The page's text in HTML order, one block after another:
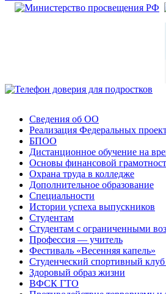
Сведения об ОО
Реализация Федеральных
БПОО
Дистанционное обучение на
Основы финансовой
Охрана труда в колледже
Дополнительное образование
Специальности
Истории успеха выпускников
Студентам
Студентам с ограниченными
Профессия — учитель
Фестиваль «Весенняя капель»
Студенческий спортивный
Здоровый образ жизни
ВФСК ГТО